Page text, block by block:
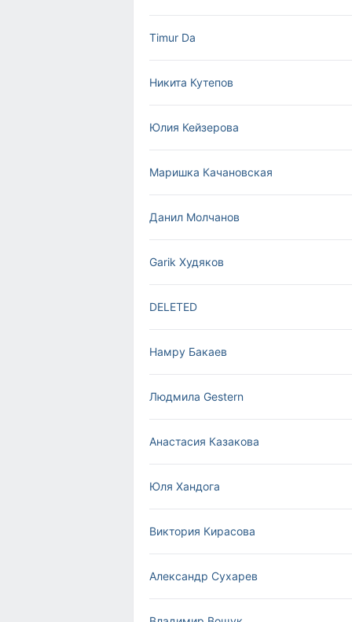
Timur Da
Никита Кутепов
Юлия Кейзерова
Маришка Качановская
Данил Молчанов
Garik Худяков
DELETED
Намру Бакаев
Людмила Gestern
Анастасия Казакова
Юля Хандога
Виктория Кирасова
Александр Сухарев